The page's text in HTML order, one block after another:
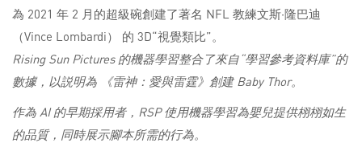
為 2021 年 2 月的超級碗創建了著名 NFL 教練文斯·隆巴迪
（Vince Lombardi） 的 3D“視覺類比”。
Rising Sun Pictures 的機器學習整合了來自“學習參考資料庫”的
數據，以説明為
《雷神：愛與雷霆》創建 Baby Thor。
作為 AI 的早期採用者，RSP 使用機器學習為嬰兒提供栩栩如生
的品質，同時展示腳本所需的行為。